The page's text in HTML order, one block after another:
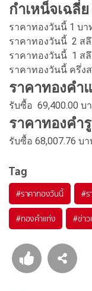
กำเหน็จเฉลี่
ราคาทองวันนี้ 1 บา
ราคาทองวันนี้ 2 สลึ
ราคาทองวันนี้ 1 ส
ราคาทองวันนี้ ครึ่ง
ราคาทองคำ
รับซื้อ 69,400.00 บ
ราคาทองคำ
รับซื้อ 68,007.76 บ
Tag
#ราคาทองวันนี้ #ร
#ทองคำแท่ง #ข่า